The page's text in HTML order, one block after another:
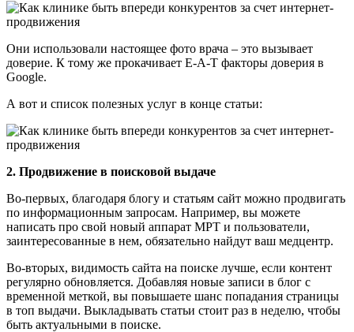
Они использовали настоящее фото врача – это вызывает
доверие. К тому же прокачивает E-A-T факторы доверия в
Google.
А вот и список полезных услуг в конце статьи:
2. Продвижение в поисковой выдаче
Во-первых, благодаря блогу и статьям сайт можно продвигать
по информационным запросам. Например, вы можете
написать про свой новый аппарат МРТ и пользователи,
заинтересованные в нем, обязательно найдут ваш медцентр.
Во-вторых, видимость сайта на поиске лучше, если контент
регулярно обновляется. Добавляя новые записи в блог с
временной меткой, вы повышаете шанс попадания страницы
в топ выдачи. Выкладывать статьи стоит раз в неделю, чтобы
быть актуальными в поиске.